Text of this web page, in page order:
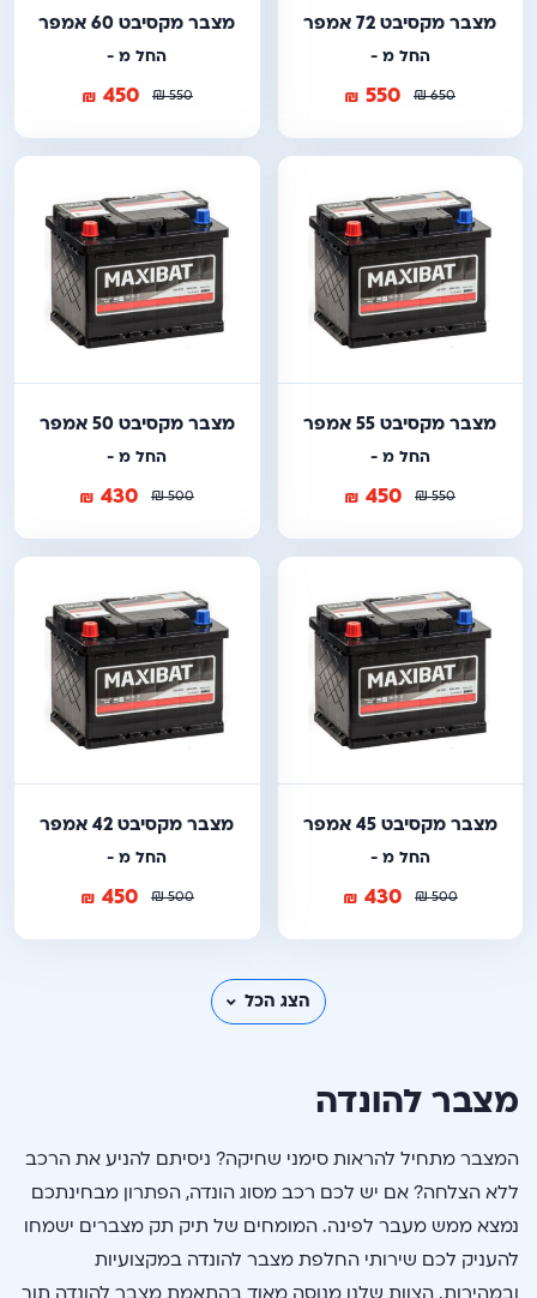
מצבר מקסיבט 72 אמפר
החל מ -
650
₪
550
₪
מצבר מקסיבט 60 אמפר
החל מ -
550
₪
450
₪
מצבר מקסיבט 55 אמפר
החל מ -
550
₪
450
₪
מצבר מקסיבט 50 אמפר
החל מ -
500
₪
430
₪
מצבר מקסיבט 45 אמפר
החל מ -
500
₪
430
₪
מצבר מקסיבט 42 אמפר
החל מ -
500
₪
450
₪
הצג הכל
מצבר להונדה
המצבר מתחיל להראות סימני שחיקה? ניסיתם להניע את הרכב
ללא הצלחה? אם יש לכם רכב מסוג הונדה, הפתרון מבחינתכם
נמצא ממש מעבר לפינה. המומחים של תיק תק מצברים ישמחו
להעניק לכם שירותי החלפת מצבר להונדה במקצועיות